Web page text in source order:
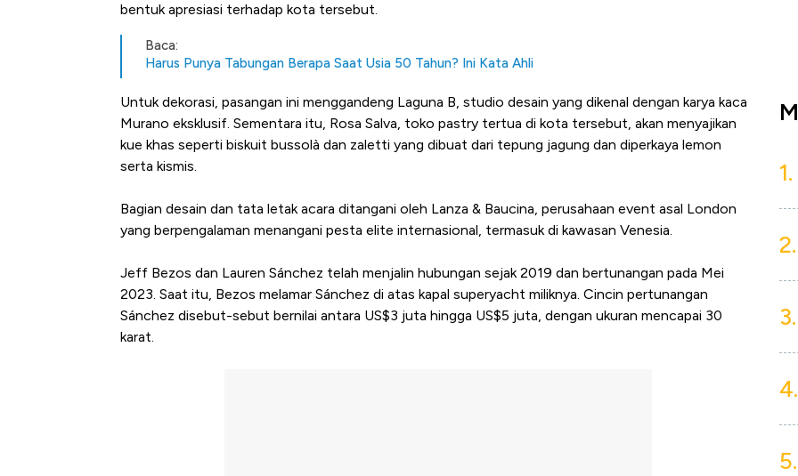
bentuk apresiasi terhadap kota tersebut.
Baca:
Harus Punya Tabungan Berapa Saat Usia 50 Tahun? Ini Kata Ahli
Untuk dekorasi, pasangan ini menggandeng Laguna B, studio desain yang dikenal dengan karya kaca
Murano eksklusif. Sementara itu, Rosa Salva, toko pastry tertua di kota tersebut, akan menyajikan
kue khas seperti biskuit bussolà dan zaletti yang dibuat dari tepung jagung dan diperkaya lemon
serta kismis.
Bagian desain dan tata letak acara ditangani oleh Lanza & Baucina, perusahaan event asal London
yang berpengalaman menangani pesta elite internasional, termasuk di kawasan Venesia.
Jeff Bezos dan Lauren Sánchez telah menjalin hubungan sejak 2019 dan bertunangan pada Mei
2023. Saat itu, Bezos melamar Sánchez di atas kapal superyacht miliknya. Cincin pertunangan
Sánchez disebut-sebut bernilai antara US$3 juta hingga US$5 juta, dengan ukuran mencapai 30
karat.
1.
2.
3.
4.
5.